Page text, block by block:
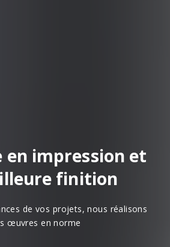
en impression et
finition
de vos projets, nous réalisons
œuvres en norme